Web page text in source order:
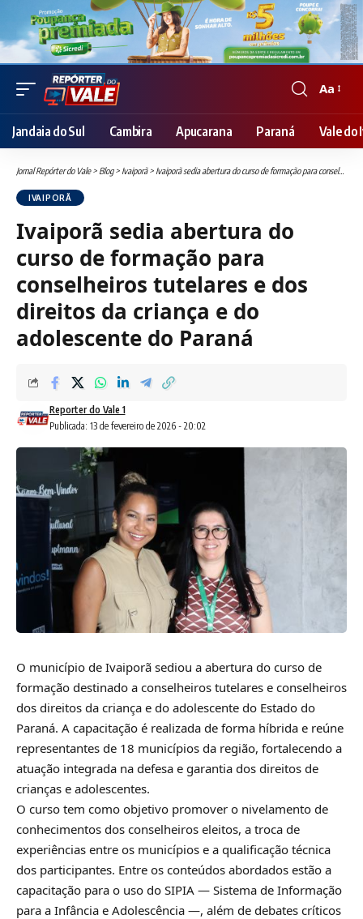
Font
Resizer
Aa
Jandaia do Sul Cambira Apucarana Paraná Vale do
Jornal Repórter do Vale> Blog> Ivaiporã> Ivaiporã sedia abertura do curso de formação para conselheiros tutelares e dos direitos da criança e do adolescente do Paraná
IVAIPORÃ
Ivaiporã sedia abertura do
curso de formação para
conselheiros tutelares e dos
direitos da criança e do
adolescente do Paraná
Publicada: 13 de fevereiro de 2026 - 20:02
Reporter do Vale 1
O município de Ivaiporã sediou a abertura do curso de
formação destinado a conselheiros tutelares e conselheiros
dos direitos da criança e do adolescente do Estado do
Paraná. A capacitação é realizada de forma híbrida e reúne
representantes de 18 municípios da região, fortalecendo a
atuação integrada na defesa e garantia dos direitos de
crianças e adolescentes.
O curso tem como objetivo promover o nivelamento de
conhecimentos dos conselheiros eleitos, a troca de
experiências entre os municípios e a qualificação técnica
dos participantes. Entre os conteúdos abordados estão a
capacitação para o uso do SIPIA — Sistema de Informação
para a Infância e Adolescência —, além de debates críticos